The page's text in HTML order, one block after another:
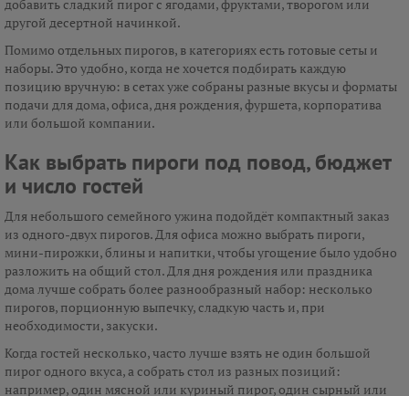
добавить сладкий пирог с ягодами, фруктами, творогом или
другой десертной начинкой.
Помимо отдельных пирогов, в категориях есть готовые сеты и
наборы. Это удобно, когда не хочется подбирать каждую
позицию вручную: в сетах уже собраны разные вкусы и форматы
подачи для дома, офиса, дня рождения, фуршета, корпоратива
или большой компании.
Как выбрать пироги под повод, бюджет
и число гостей
Для небольшого семейного ужина подойдёт компактный заказ
из одного-двух пирогов. Для офиса можно выбрать пироги,
мини-пирожки, блины и напитки, чтобы угощение было удобно
разложить на общий стол. Для дня рождения или праздника
дома лучше собрать более разнообразный набор: несколько
пирогов, порционную выпечку, сладкую часть и, при
необходимости, закуски.
Когда гостей несколько, часто лучше взять не один большой
пирог одного вкуса, а собрать стол из разных позиций:
например, один мясной или куриный пирог, один сырный или